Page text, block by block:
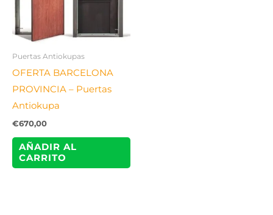
Puertas Antiokupas
OFERTA BARCELONA
PROVINCIA – Puertas
Antiokupa
€670,00
AÑADIR AL
CARRITO